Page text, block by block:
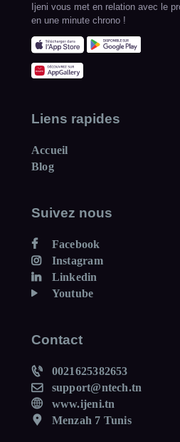
Ijeni vous met en relation avec le
en une minute chrono !
Liens rapides
Accueil
Blog
Suivez nous
Facebook
Instagram
Linkedin
Youtube
Contact
0021625382653
support@ntech.tn
www.ijeni.tn
Menzah 7 Tunis